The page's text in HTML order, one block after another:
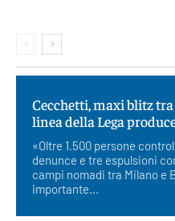
Cecchetti, maxi blitz
linea della Lega
«Oltre 1.500 persone
denunce e tre espulsioni
campi nomadi tra Milano e
importante...